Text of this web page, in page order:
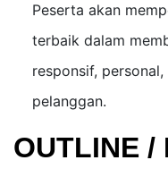
Peserta akan
terbaik dalam
responsif,
pelanggan.
OUTLINE /